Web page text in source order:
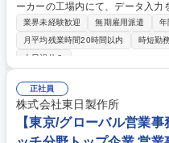
ーカーの工場内にて、データ入
します。デスクワーク中心でシ
験の方でも安心して始められるポジションです。
・データ入力（決まったフォーマ
材・在庫管理のサポート、設計部
れば問題ありません。研修やOJT等でフォロ
データ入力メインの事務】事務経
業界未経験歓迎 無期雇用派遣 年
月平均残業時間20時間以内
時短勤
土日祝休み
正社員
株式会社東日製作所
【東京/グローバル営業